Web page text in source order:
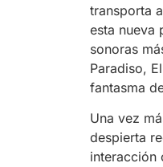
transporta
esta nueva
sonoras
Paradiso,
fantasma
Una vez
despierta
interacción